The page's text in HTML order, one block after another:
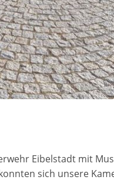
Eibelstadt mit
sich unsere